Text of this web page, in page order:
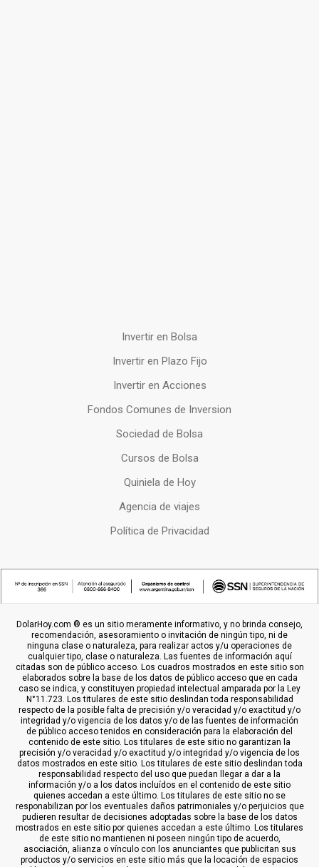
Invertir en Bolsa
Invertir en Plazo Fijo
Invertir en Acciones
Fondos Comunes de Inversion
Sociedad de Bolsa
Cursos de Bolsa
Quiniela de Hoy
Agencia de viajes
Política de Privacidad
DolarHoy.com ® es un sitio meramente informativo, y no brinda consejo,
recomendación, asesoramiento o invitación de ningún tipo, ni de
ninguna clase o naturaleza, para realizar actos y/u operaciones de
cualquier tipo, clase o naturaleza. Las fuentes de información aquí
citadas son de público acceso. Los cuadros mostrados en este sitio son
elaborados sobre la base de los datos de público acceso que en cada
caso se indica, y constituyen propiedad intelectual amparada por la Ley
N°11.723. Los titulares de este sitio deslindan toda responsabilidad
respecto de la posible falta de precisión y/o veracidad y/o exactitud y/o
integridad y/o vigencia de los datos y/o de las fuentes de información
de público acceso tenidos en consideración para la elaboración del
contenido de este sitio. Los titulares de este sitio no garantizan la
precisión y/o veracidad y/o exactitud y/o integridad y/o vigencia de los
datos mostrados en este sitio. Los titulares de este sitio deslindan toda
responsabilidad respecto del uso que puedan llegar a dar a la
información y/o a los datos incluídos en el contenido de este sitio
quienes accedan a este último. Los titulares de este sitio no se
responabilizan por los eventuales daños patrimoniales y/o perjuicios que
pudieren resultar de decisiones adoptadas sobre la base de los datos
mostrados en este sitio por quienes accedan a este último. Los titulares
de este sitio no mantienen ni poseen ningún tipo de acuerdo,
asociación, alianza o vínculo con los anunciantes que publicitan sus
productos y/o servicios en este sitio más que la locación de espacios